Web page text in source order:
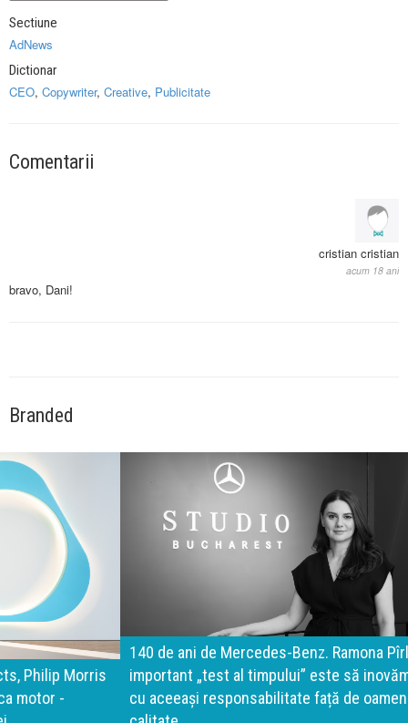
Sectiune
AdNews
Dictionar
CEO, Copywriter, Creative, Publicitate
Comentarii
cristian cristian
acum 18 ani
bravo, Dani!
Branded
140 de ani de Mercedes-Benz. Ramona Pîrlog: Cel mai
important „test al timpului” este să inovăm constant, dar
cu aceeași responsabilitate față de oameni, siguranță și